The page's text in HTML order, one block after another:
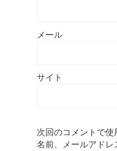
メール
サイト
次回のコメントで
名前、メールアドレ